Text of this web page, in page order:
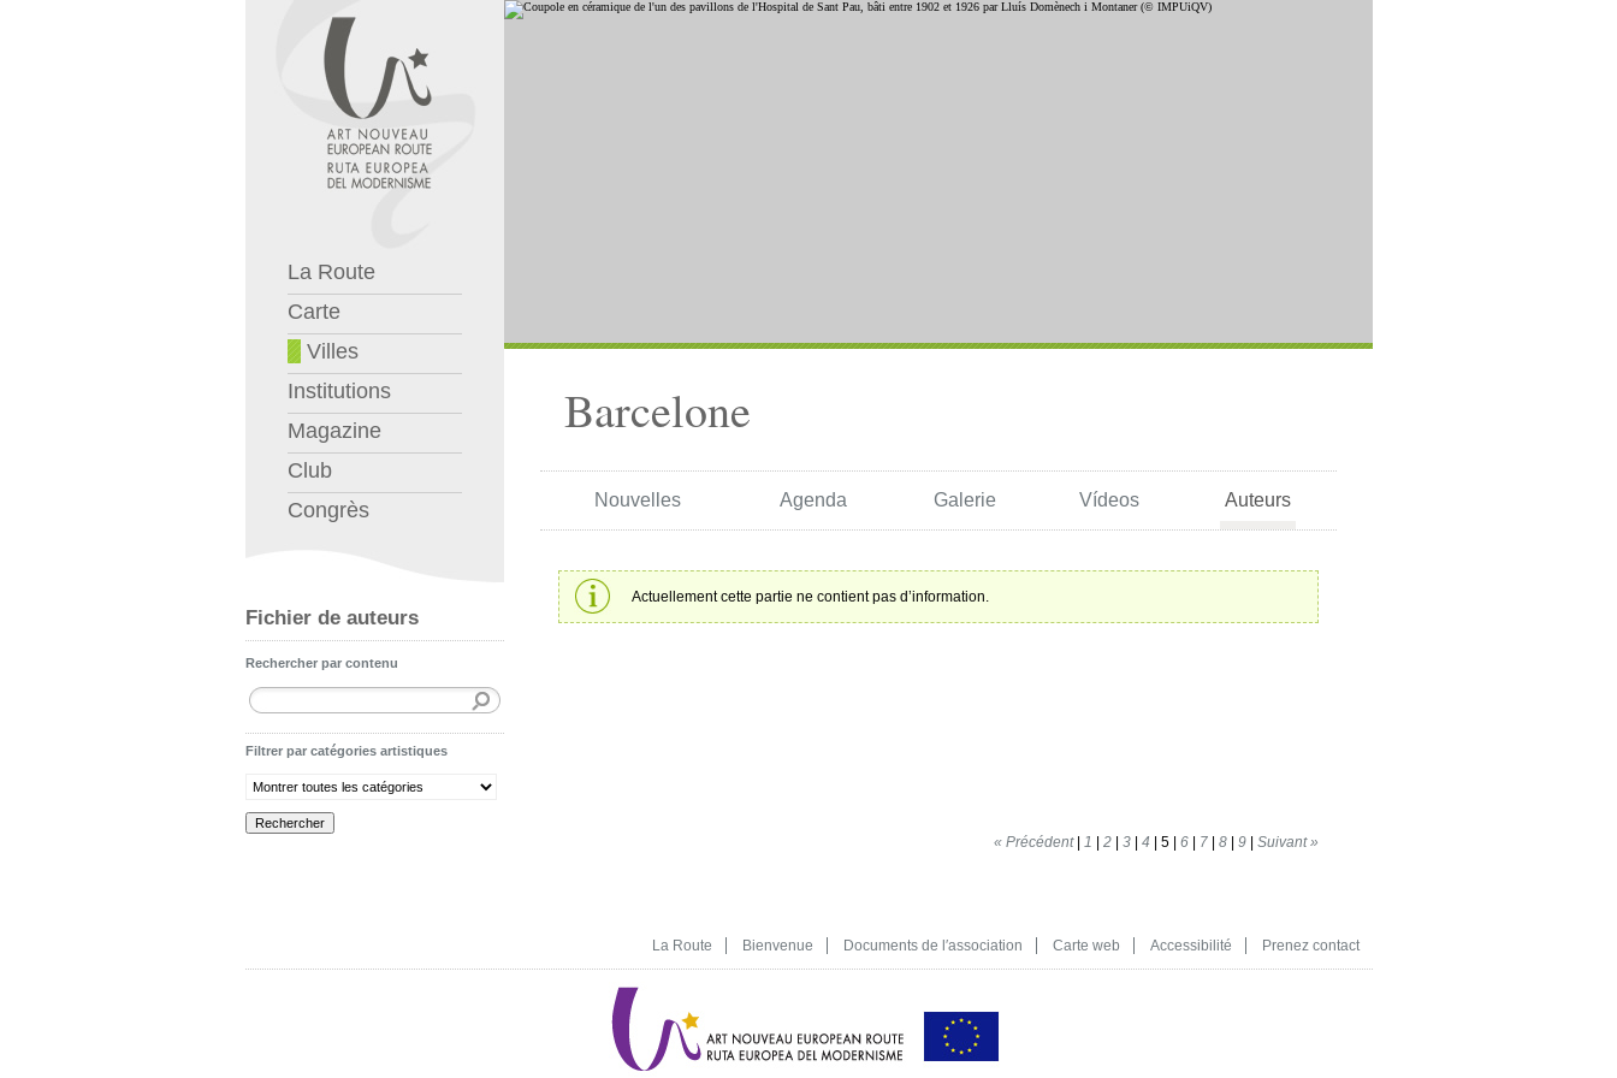
La Route
Carte
Villes
Institutions
Magazine
Club
Congrès
Fichier de auteurs
Rechercher par contenu
Filtrer par catégories artistiques
Barcelone
Nouvelles Agenda Galerie Vídeos Auteurs
Actuellement cette partie ne contient pas d’information.
« Précédent| 1 | 2| 3| 4 | 5| 6| 7| 8| 9| Suivant »
La Route Bienvenue Documents de l′association Carte web Accessibilité Prenez contact